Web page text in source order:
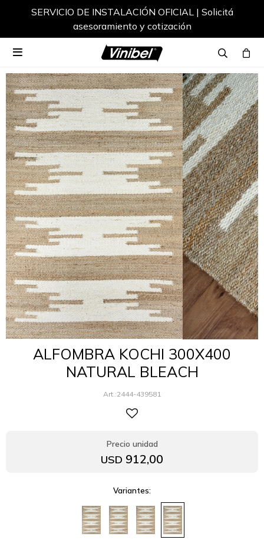
SERVICIO DE INSTALACIÓN OFICIAL | Solicitá
asesoramiento y cotización

ALFOMBRA KOCHI 300X400
NATURAL BLEACH
2444-439581
USD 912,00
Variantes: